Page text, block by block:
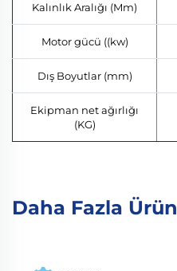
Kalınlık Aralığı (Mm)
Motor gücü ((kw)
Dış Boyutlar (mm)
Ekipman net ağırlığı
(KG)
Daha Fazla Ürün